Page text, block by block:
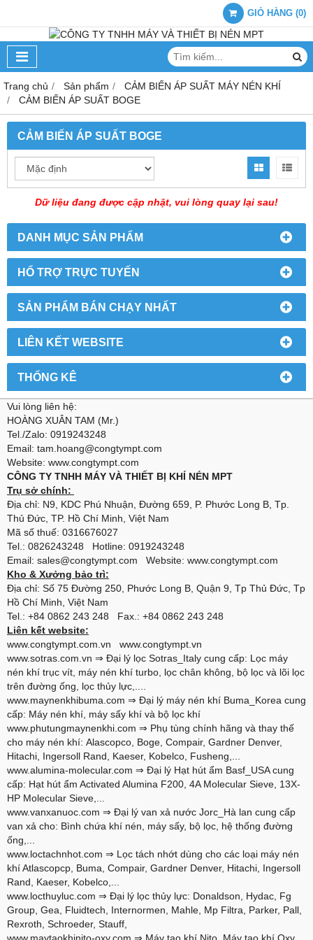
GIỎ HÀNG (0)
Trang chủ Sản phẩm
CẢM BIẾN ÁP SUẤT MÁY NÉN KHÍ
CẢM BIẾN ÁP SUẤT BOGE
DANH MỤC SẢN PHẨM
HỔ TRỢ TRỰC TUYẾN
SẢN PHẨM BÁN CHẠY NHẤT
LIÊN KẾT WEBSITE
THỐNG KÊ
CẢM BIẾN ÁP SUẤT BOGE
Dữ liệu đang được cập nhật, vui lòng quay lại sau!
Vui lòng liên hệ:
HOÀNG XUÂN TAM (Mr.)
Tel./Zalo: 0919243248
Email: tam.hoang@congtympt.com
Website: www.congtympt.com
CÔNG TY TNHH MÁY VÀ THIẾT BỊ KHÍ NÉN MPT
Trụ sở chính:
Địa chỉ: N9, KDC Phú Nhuận, Đường 659, P. Phước Long B, Tp.
Thủ Đức, TP. Hồ Chí Minh, Việt Nam
Mã số thuế: 0316676027
Tel.: 0826243248 Hotline: 0919243248
Email: sales@congtympt.com Website: www.congtympt.com
Kho & Xưởng bảo trì:
Địa chỉ: Số 75 Đường 250, Phước Long B, Quận 9, Tp Thủ Đức, Tp
Hồ Chí Minh, Việt Nam
Tel.: +84 0862 243 248 Fax.: +84 0862 243 248
Liên kết website:
www.congtympt.com.vn
www.congtympt.vn
www.sotras.com.vn ⇒ Đại lý lọc Sotras_Italy cung cấp: Lọc máy
nén khí trục vít, máy nén khí turbo, lọc chân không, bộ lọc và lõi lọc
trên đường ống, lọc thủy lực,....
www.maynenkhibuma.com ⇒ Đại lý máy nén khí Buma_Korea cung
cấp: Máy nén khí, máy sấy khí và bộ lọc khí
www.phutungmaynenkhi.com ⇒ Phụ tùng chính hãng và thay thế
cho máy nén khí: Alascopco, Boge, Compair, Gardner Denver,
Hitachi, Ingersoll Rand, Kaeser, Kobelco, Fusheng,...
www.alumina-molecular.com ⇒ Đại lý Hạt hút ẩm Basf_USA cung
cấp: Hạt hút ẩm Activated Alumina F200, 4A Molecular Sieve, 13X-
HP Molecular Sieve,...
www.vanxanuoc.com ⇒ Đại lý van xả nước Jorc_Hà lan cung cấp
van xả cho: Bình chứa khí nén, máy sấy, bộ lọc, hệ thống đường
ống,...
www.loctachnhot.com ⇒ Lọc tách nhớt dùng cho các loại máy nén
khí Atlascopcp, Buma, Compair, Gardner Denver, Hitachi, Ingersoll
Rand, Kaeser, Kobelco,...
www.locthuyluc.com ⇒ Đại lý lọc thủy lực: Donaldson, Hydac, Fg
Group, Gea, Fluidtech, Internormen, Mahle, Mp Filtra, Parker, Pall,
Rexroth, Schroeder, Stauff,